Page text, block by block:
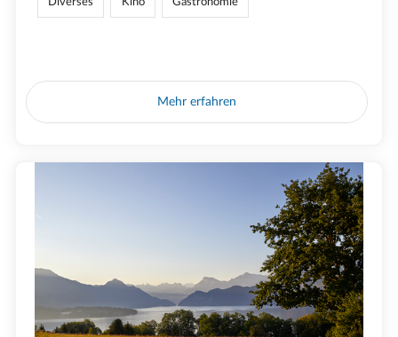
Mehr erfahren